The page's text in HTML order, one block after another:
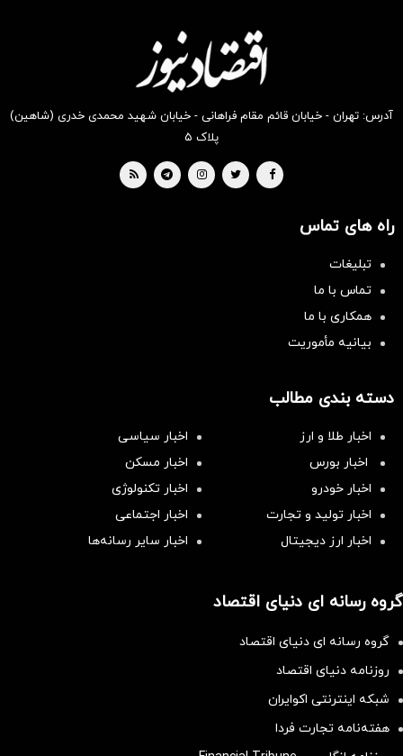
آدرس: تهران - خیابان قائم مقام فراهانی - خیابان شهید محمدی خدری (شاهین)
پلاک ۵
راه های تماس
تبلیغات
تماس با ما
همکاری با ما
بیانیه مأموریت
دسته بندی مطالب
اخبار طلا و ارز
اخبار سیاسی
اخبار بورس
اخبار مسکن
اخبار خودرو
اخبار تکنولوژی
اخبار تولید و تجارت
اخبار اجتماعی
اخبار ارز دیجیتال
اخبار سایر رسانه‌‌ها
گروه رسانه ای دنیای اقتصاد
گروه رسانه ای دنیای اقتصاد
روزنامه دنیای اقتصاد
شبکه اینترنتی اکوایران
هفته‌نامه تجارت فردا